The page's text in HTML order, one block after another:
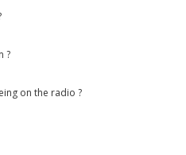
?
on the radio ?